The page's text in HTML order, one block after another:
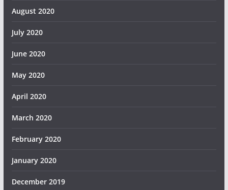
August 2020
July 2020
June 2020
May 2020
April 2020
March 2020
February 2020
January 2020
December 2019